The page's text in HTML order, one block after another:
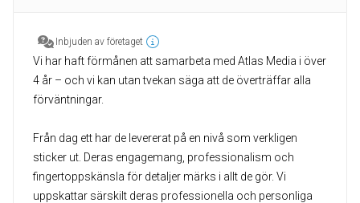
Inbjuden av företaget
Vi har haft förmånen att samarbeta med Atlas Media i över
4 år – och vi kan utan tvekan säga att de överträffar alla
förväntningar.
Från dag ett har de levererat på en nivå som verkligen
sticker ut. Deras engagemang, professionalism och
fingertoppskänsla för detaljer märks i allt de gör. Vi
uppskattar särskilt deras professionella och personliga